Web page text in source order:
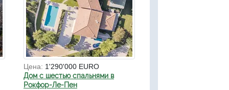
Цена: 1'290'000 EURO
Дом с шестью спальнями в
Рокфор-Ле-Пен